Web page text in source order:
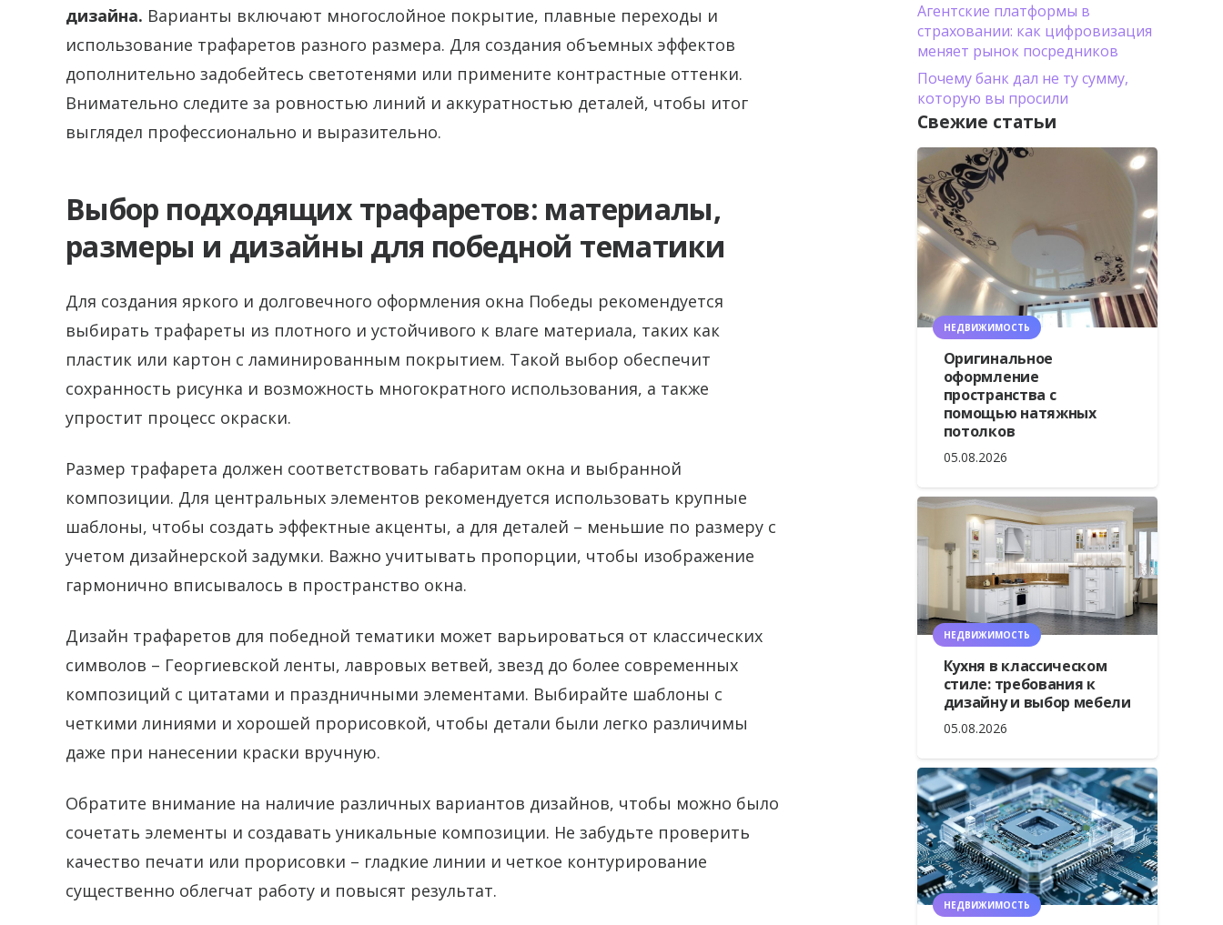
дизайна. Варианты включают многослойное покрытие, плавные переходы и
использование трафаретов разного размера. Для создания объемных эффектов
дополнительно задобейтесь светотенями или примените контрастные оттенки.
Внимательно следите за ровностью линий и аккуратностью деталей, чтобы итог
выглядел профессионально и выразительно.
Выбор подходящих трафаретов: материалы,
размеры и дизайны для победной тематики
Для создания яркого и долговечного оформления окна Победы рекомендуется
выбирать трафареты из плотного и устойчивого к влаге материала, таких как
пластик или картон с ламинированным покрытием. Такой выбор обеспечит
сохранность рисунка и возможность многократного использования, а также
упростит процесс окраски.
Размер трафарета должен соответствовать габаритам окна и выбранной
композиции. Для центральных элементов рекомендуется использовать крупные
шаблоны, чтобы создать эффектные акценты, а для деталей – меньшие по размеру с
учетом дизайнерской задумки. Важно учитывать пропорции, чтобы изображение
гармонично вписывалось в пространство окна.
Дизайн трафаретов для победной тематики может варьироваться от классических
символов – Георгиевской ленты, лавровых ветвей, звезд до более современных
композиций с цитатами и праздничными элементами. Выбирайте шаблоны с
четкими линиями и хорошей прорисовкой, чтобы детали были легко различимы
даже при нанесении краски вручную.
Обратите внимание на наличие различных вариантов дизайнов, чтобы можно было
сочетать элементы и создавать уникальные композиции. Не забудьте проверить
качество печати или прорисовки – гладкие линии и четкое контурирование
существенно облегчат работу и повысят результат.
Агентские платформы в
страховании: как цифровизация
меняет рынок посредников
Почему банк дал не ту сумму,
которую вы просили
Свежие статьи
НЕДВИЖИМОСТЬ
Оригинальное
оформление
пространства с
помощью натяжных
потолков
05.08.2026
НЕДВИЖИМОСТЬ
Кухня в классическом
стиле: требования к
дизайну и выбор мебели
05.08.2026
НЕДВИЖИМОСТЬ